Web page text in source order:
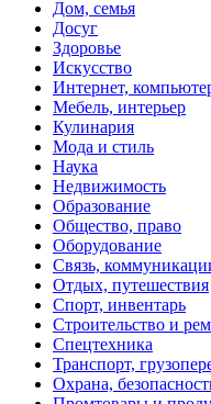
Дом, семья
Досуг
Здоровье
Искусство
Интернет,
Мебель, интерьер
Кулинария
Мода и стиль
Наука
Недвижимость
Образование
Общество, право
Оборудование
Связь,
Отдых, путешествия
Спорт, инвентарь
Строительство и
Спецтехника
Транспорт,
Охрана,